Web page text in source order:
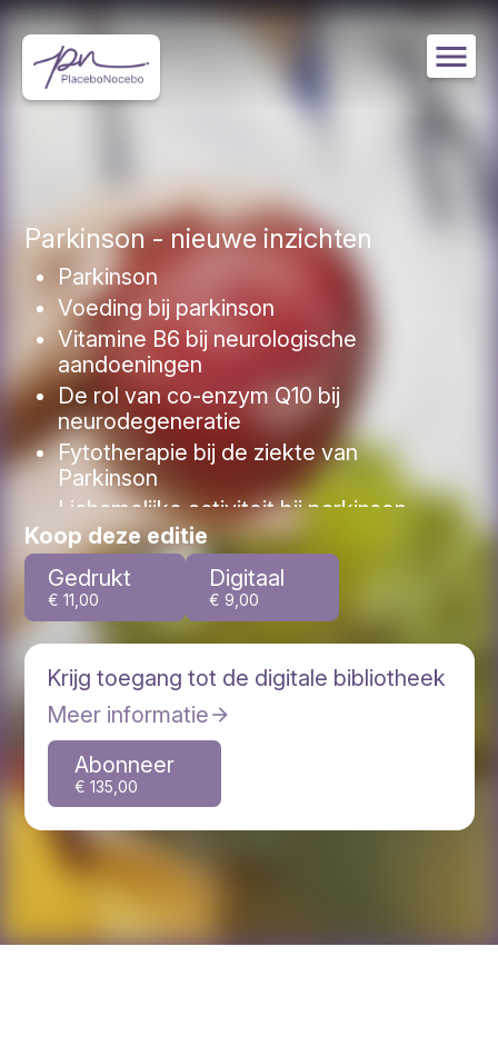
Overslaan
en
naar
de
Afbeelding
Parkinson - nieuwe inzichten
Parkinson
Voeding bij parkinson
Vitamine B6 bij neurologische
aandoeningen
De rol van co-enzym Q10 bij
neurodegeneratie
Fytotherapie bij de ziekte van
Parkinson
Lichamelijke activiteit bij parkinson
Waarom dopamine-verhogende
medicatie parkinson niet geneest
Koop deze editie
€ 11,00
Gedrukt
€ 9,00
Digitaal
Krijg toegang tot de digitale bibliotheek
Abonneer
€ 135,00
Meer informatie